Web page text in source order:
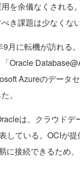
を余儀なくされる
き課題は少なくない
月に転機が訪れる
Oracle
Azureのデータ
。
は、クラウドデ
している。OCIが
に接続できるため